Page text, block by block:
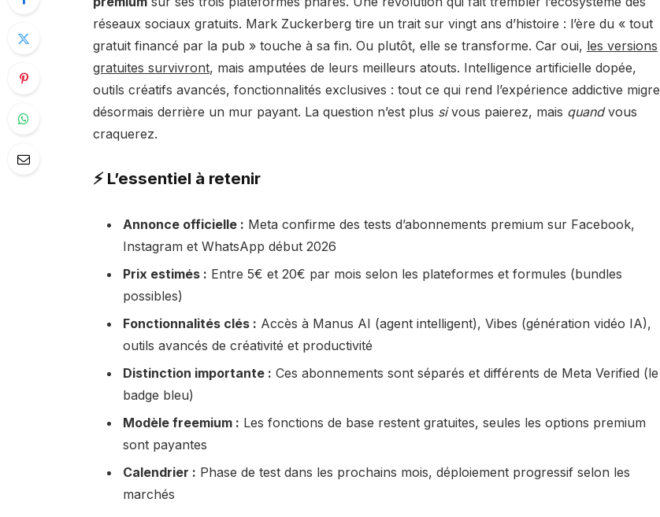
réseaux sociaux gratuits. Mark Zuckerberg tire un trait sur vingt ans d’histoire : l’ère du « tout
gratuit financé par la pub » touche à sa fin. Ou plutôt, elle se transforme. Car oui, les versions
gratuites survivront, mais amputées de leurs meilleurs atouts. Intelligence artificielle dopée,
outils créatifs avancés, fonctionnalités exclusives : tout ce qui rend l’expérience addictive migre
désormais derrière un mur payant. La question n’est plus sivous paierez, mais quandvous
craquerez.
⚡ L’essentiel à retenir
Annonce officielle : Meta confirme des tests d’abonnements premium sur Facebook,
Instagram et WhatsApp début 2026
Prix estimés : Entre 5€ et 20€ par mois selon les plateformes et formules (bundles
possibles)
Fonctionnalités clés : Accès à Manus AI (agent intelligent), Vibes (génération vidéo IA),
outils avancés de créativité et productivité
Distinction importante : Ces abonnements sont séparés et différents de Meta Verified (le
badge bleu)
Modèle freemium : Les fonctions de base restent gratuites, seules les options premium
sont payantes
Calendrier : Phase de test dans les prochains mois, déploiement progressif selon les
marchés